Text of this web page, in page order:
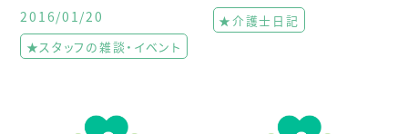
2016/01/20
★スタッフの雑談・イベント
★介護士日記